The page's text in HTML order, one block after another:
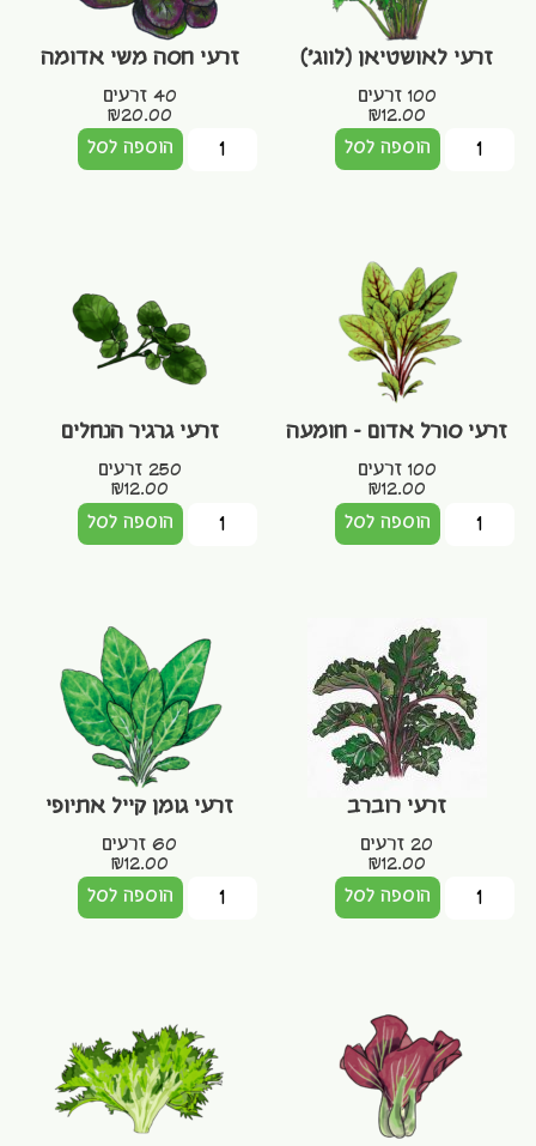
זרעי לאושטיאן (לווג')
100 זרעים
₪12.00
הוספה לסל
זרעי חסה משי אדומה
40 זרעים
₪20.00
הוספה לסל
זרעי סורל אדום – חומעה
100 זרעים
₪12.00
הוספה לסל
זרעי גרגיר הנחלים
250 זרעים
₪12.00
הוספה לסל
זרעי רוברב
20 זרעים
₪12.00
הוספה לסל
זרעי גומן קייל אתיופי
60 זרעים
₪12.00
הוספה לסל